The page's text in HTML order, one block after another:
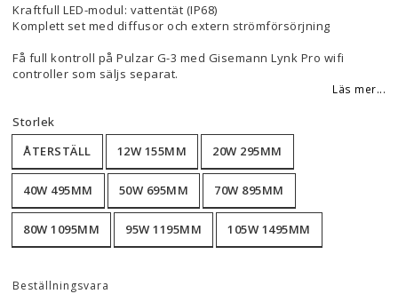
Kraftfull LED-modul: vattentät (IP68)
Komplett set med diffusor och extern strömförsörjning
Få full kontroll på Pulzar G-3 med Gisemann Lynk Pro wifi
controller som säljs separat.
Läs mer...
Storlek
ÅTERSTÄLL
12W 155MM 20W 295MM
40W 495MM 50W 695MM 70W 895MM
80W 1095MM 95W 1195MM 105W 1495MM
Beställningsvara